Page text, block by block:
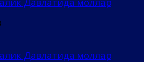
Давлатида моллар